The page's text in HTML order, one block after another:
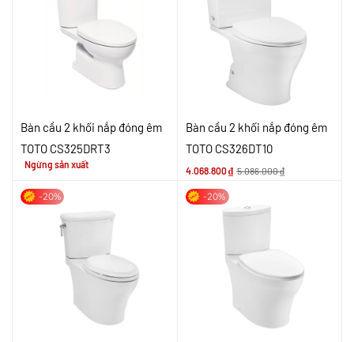
Bàn cầu 2 khối nắp đóng êm
TOTO CS325DRT3
Ngừng sản xuất
Bàn cầu 2 khối nắp đóng êm
TOTO CS326DT10
4.068.800₫ 5.086.000₫
-20% -20%